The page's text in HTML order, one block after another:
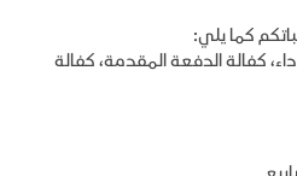
كما يلي:
كفالة الدفعة المقدمة، كفالة